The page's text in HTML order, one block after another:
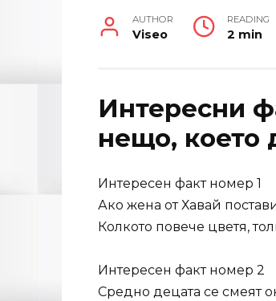
AUTHOR
Viseo
READING
2 min
Интересни
нещо, което
Интересен факт номер 1
Ако жена от Хавай
Колкото повече цветя,
Интересен факт номер 2
Средно децата се смеят